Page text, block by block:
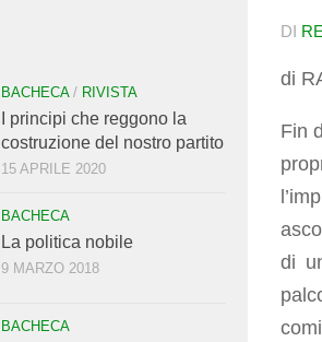
DI
di
Fin
di
BACHECA/ RIVISTA
I principi che reggono la
costruzione del nostro partito
15 APRILE 2020
BACHECA
La politica nobile
9 MARZO 2018
BACHECA